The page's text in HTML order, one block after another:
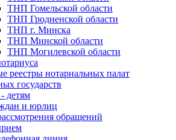
ТНП Гомельской области
ТНП Гродненской области
ТНП г. Минска
ТНП Минской области
ТНП Могилевской области
реестры нотариальных палат
государств
детям
и юрлиц
обращений